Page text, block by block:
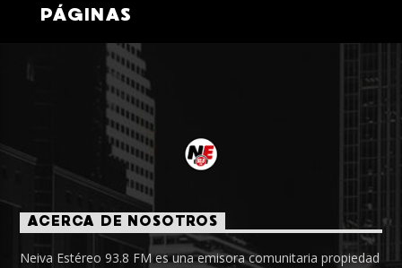
PÁGINAS
ACERCA DE NOSOTROS
Neiva Estéreo 93.8 FM es una emisora comunitaria propiedad